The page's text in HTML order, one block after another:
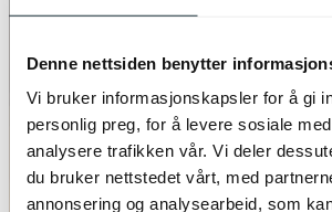
Denne nettsiden benytter
Vi bruker informasjonskapsler for å gi
personlig preg, for å levere sosiale
analysere trafikken vår. Vi deler
du bruker nettstedet vårt, med
annonsering og analysearbeid, som